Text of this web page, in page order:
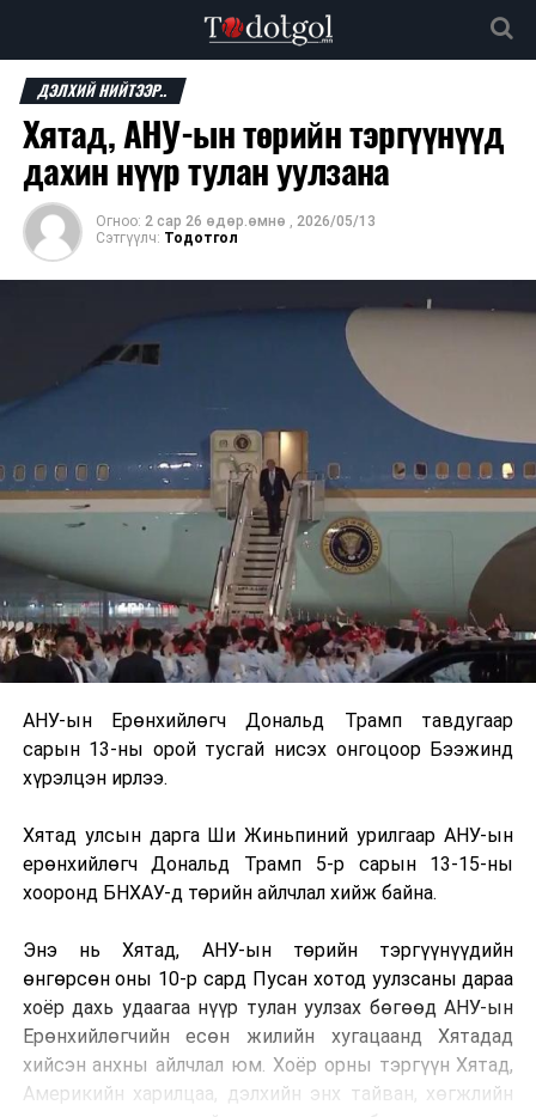
ДЭЛХИЙ НИЙТЭЭР..
Хятад, АНУ-ын төрийн тэргүүнүүд
дахин нүүр тулан уулзана
Огноо: 2 сар 26 өдөр.өмнө , 2026/05/13
Сэтгүүлч: Тодотгол
АНУ-ын Ерөнхийлөгч Дональд Трамп тавдугаар
сарын 13-ны орой тусгай нисэх онгоцоор Бээжинд
хүрэлцэн ирлээ.
Хятад улсын дарга Ши Жиньпиний урилгаар АНУ-ын
ерөнхийлөгч Дональд Трамп 5-р сарын 13-15-ны
хооронд БНХАУ-д төрийн айлчлал хийж байна.
Энэ нь Хятад, АНУ-ын төрийн тэргүүнүүдийн
өнгөрсөн оны 10-р сард Пусан хотод уулзсаны дараа
хоёр дахь удаагаа нүүр тулан уулзах бөгөөд АНУ-ын
Ерөнхийлөгчийн есөн жилийн хугацаанд Хятадад
хийсэн анхны айлчлал юм. Хоёр орны тэргүүн Хятад,
Америкийн харилцаа, дэлхийн энх тайван, хөгжлийн